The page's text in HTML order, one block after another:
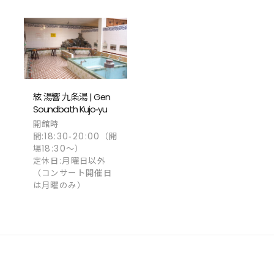
絃 湯響 九条湯 | Gen
Soundbath Kujo‑yu
開館時
間:18:30‑20:00（開
場18:30〜）
定休日:月曜日以外
（コンサート開催日
は月曜のみ）